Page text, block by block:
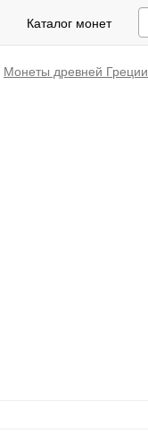
Каталог монет
Монеты древней Греции